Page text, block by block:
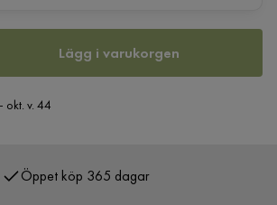
Lägg i varukorgen
okt. v. 44
Öppet köp 365 dagar